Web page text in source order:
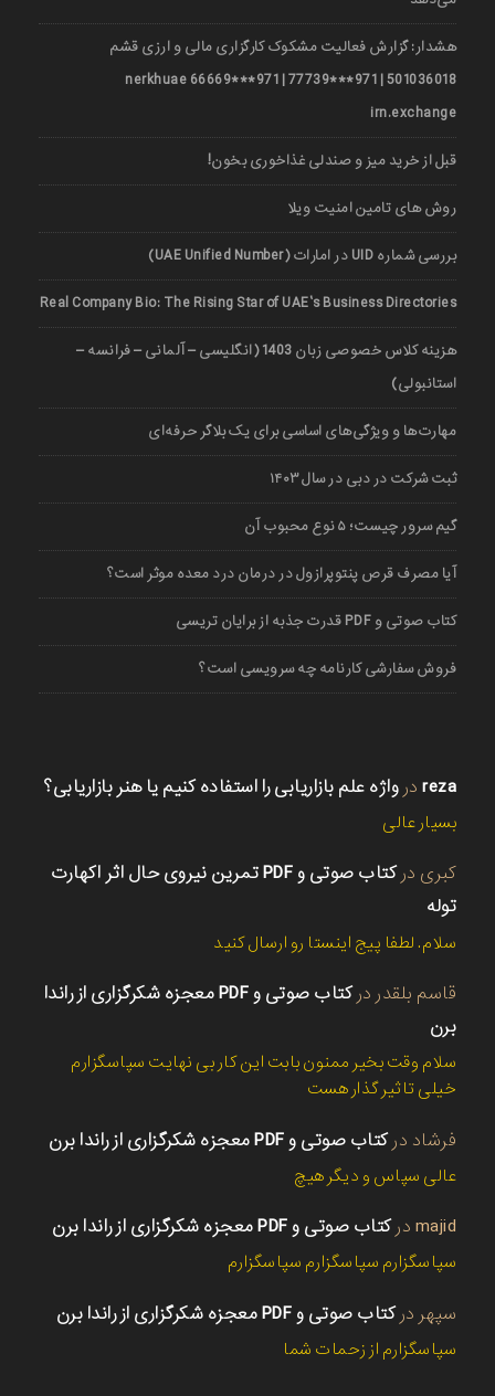
هشدار: گزارش فعالیت مشکوک کارگزاری مالی و ارزی قشم
501036018 | 971***77739 | 971***66669 nerkhuae
irn.exchange
قبل از خرید میز و صندلی غذاخوری بخون!
روش های تامین امنیت ویلا
بررسی شماره UID در امارات (UAE Unified Number)
Real Company Bio: The Rising Star of UAE’s Business Directories
هزینه کلاس خصوصی زبان 1403 (انگلیسی – آلمانی – فرانسه –
استانبولی)
مهارت‌ها و ویژگی‌های اساسی برای یک بلاگر حرفه‌ای
ثبت شرکت در دبی در سال ۱۴۰۳
گیم سرور چیست؛ ۵ نوع محبوب آن
آیا مصرف قرص پنتوپرازول در درمان درد معده موثر است؟
کتاب صوتی و PDF قدرت جذبه از برایان تریسی
فروش سفارشی کارنامه چه سرویسی است؟
reza در واژه علم بازاریابی را استفاده کنیم یا هنر بازاریابی؟
بسیار عالی
کبری در
کتاب صوتی و PDF تمرین نیروی حال اثر اکهارت
توله
سلام. لطفا پیج اینستا رو ارسال کنید
قاسم بلقدر در
کتاب صوتی و PDF معجزه شکرگزاری از راندا
برن
سلام وقت بخیر ممنون بابت این کار بی نهایت سپاسگزارم
خیلی تاثیر گذار هست
فرشاد درکتاب صوتی و PDF معجزه شکرگزاری از راندا برن
عالی سپاس و دیگر هیچ
majid درکتاب صوتی و PDF معجزه شکرگزاری از راندا برن
سپاسگزارم سپاسگزارم سپاسگزارم
سپهر درکتاب صوتی و PDF معجزه شکرگزاری از راندا برن
سپاسگزارم از زحمات شما